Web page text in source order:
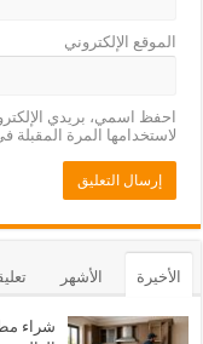
الموقع الإلكتروني
احفظ اسمي، بريدي
لاستخدامها المرة المقبلة
الأخيرة الأشهر
شراء